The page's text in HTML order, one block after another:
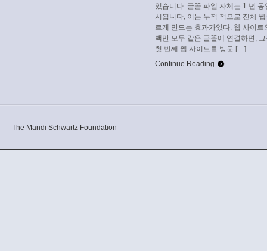
있습니다. 글꼴 파일 자체는 1 년 동
시됩니다, 이는 누적 적으로 전체
르게 만드는 효과가있다: 웹 사이트
백만 모두 같은 글꼴에 연결하면,
첫 번째 웹 사이트를 방문 […]
Continue Reading
The Mandi Schwartz Foundation